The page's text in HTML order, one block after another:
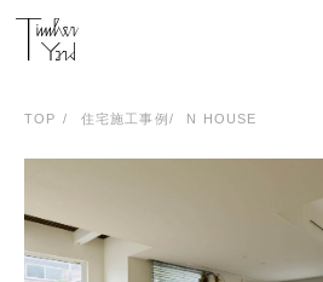
TOP 住宅施工事例 N HOUSE